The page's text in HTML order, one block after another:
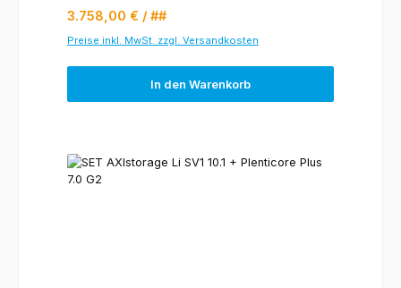
Regulärer Preis:
3.758,00 € / ##
Preise inkl. MwSt. zzgl. Versandkosten
In den Warenkorb